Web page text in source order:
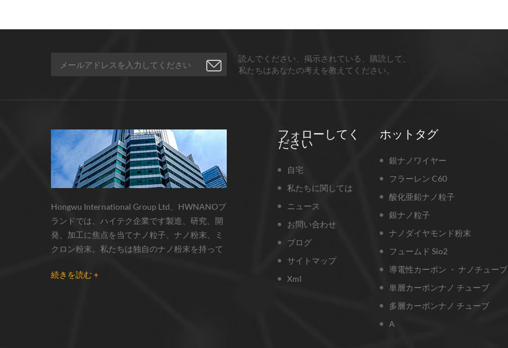
の変化は、分子間の相互作用を変更し
たり、配向や立体構造を変更したりす
ることなどによって実現できます。 2.
読んでください、掲示されている、購読して、
私たちはあなたの考えを教えてください。
フォローしてく
ださい
自宅
私たちに関しては
ニュース
お問い合わせ
ブログ
サイトマップ
Xml
ホットタグ
銀ナノワイヤー
フラーレン C60
酸化亜鉛ナノ粒子
銀ナノ粒子
ナノダイヤモンド粉末
フュームド Sio2
導電性カーボン ・ ナノチューブ
単層カーボンナノ チューブ
多層カーボンナノ チューブ
A
Hongwu International Group Ltd、HWNANOブ
ランドでは、ハイテク企業です製造、研究、開
発、加工に焦点を当てナノ粒子、ナノ粉末、ミ
クロン粉末。私たちは独自のナノ粉末を持って
省にあり、主に 銀ナノ粒子 、 銅ナノ粒子 、 炭
続きを読む +